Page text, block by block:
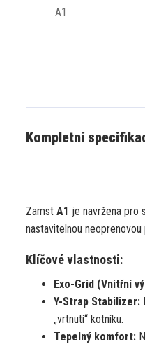
Kompletní
Zamst A1 je navržena pro
nastavitelnou
Klíčové vlastnosti:
Exo-Grid (Vnitřní
Y-Strap Stabilizer:
„vrtnutí“ kotníku.
Tepelný komfort: